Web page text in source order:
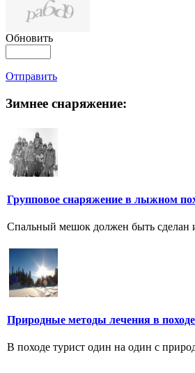
Обновить
Отправить
Зимнее снаряжение:
Групповое снаряжение в лыжном
Спальный мешок должен быть сделан
Природные методы лечения в походе
В походе турист один на один с